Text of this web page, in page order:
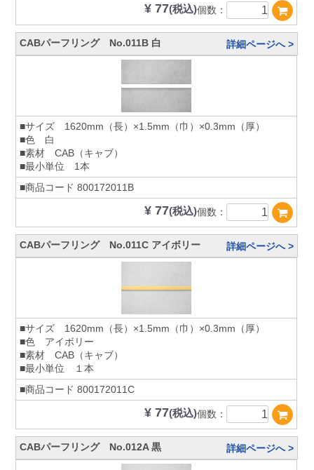
¥ 77(税込)個数：
CABパーフリング No.011B 白 詳細ページへ >
■サイズ 1620mm（長）×1.5mm（巾）×0.3mm（厚）
■色 白
■素材 CAB（キャブ）
■最小単位 1本
■商品コード 800172011B
¥ 77(税込)個数：
CABパーフリング No.011C アイボリー 詳細ページへ >
■サイズ 1620mm（長）×1.5mm（巾）×0.3mm（厚）
■色 アイボリー
■素材 CAB（キャブ）
■最小単位 １本
■商品コード 800172011C
¥ 77(税込)個数：
CABパーフリング No.012A 黒 詳細ページへ >